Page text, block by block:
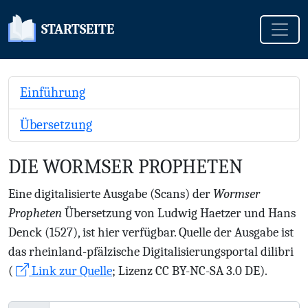
STARTSEITE
Einführung
Übersetzung
DIE WORMSER PROPHETEN
Eine digitalisierte Ausgabe (Scans) der Wormser
ProphetenÜbersetzung von Ludwig Haetzer und Hans
Denck (1527), ist hier verfügbar. Quelle der Ausgabe ist
das rheinland-pfälzische Digitalisierungsportal dilibri
(
Link zur Quelle; Lizenz CC BY-NC-SA 3.0 DE).